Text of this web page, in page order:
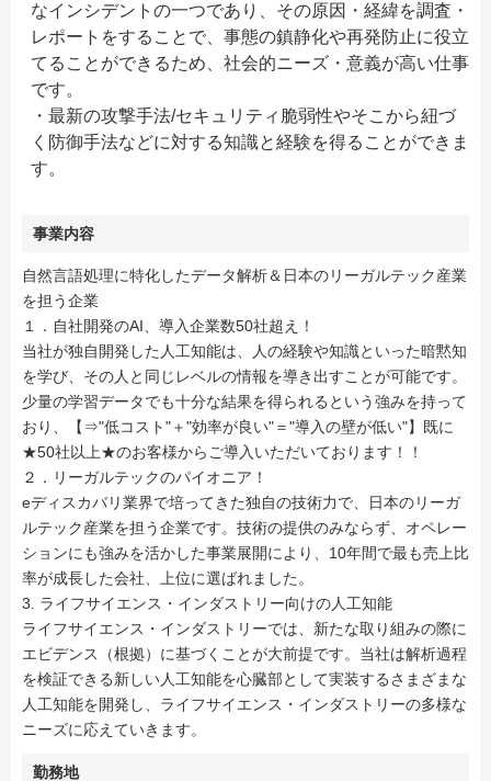
なインシデントの一つであり、その原因・経緯を調査・
レポートをすることで、事態の鎮静化や再発防止に役立
てることができるため、社会的ニーズ・意義が高い仕事
です。
・最新の攻撃手法/セキュリティ脆弱性やそこから紐づ
く防御手法などに対する知識と経験を得ることができま
す。
事業内容
自然言語処理に特化したデータ解析＆日本のリーガルテック産業
を担う企業
１．自社開発のAI、導入企業数50社超え！
当社が独自開発した人工知能は、人の経験や知識といった暗黙知
を学び、その人と同じレベルの情報を導き出すことが可能です。
少量の学習データでも十分な結果を得られるという強みを持って
おり、【⇒"低コスト"＋"効率が良い"＝"導入の壁が低い"】既に
★50社以上★のお客様からご導入いただいております！！
２．リーガルテックのパイオニア！
eディスカバリ業界で培ってきた独自の技術力で、日本のリーガ
ルテック産業を担う企業です。技術の提供のみならず、オペレー
ションにも強みを活かした事業展開により、10年間で最も売上比
率が成長した会社、上位に選ばれました。
3. ライフサイエンス・インダストリー向けの人工知能
ライフサイエンス・インダストリーでは、新たな取り組みの際に
エビデンス（根拠）に基づくことが大前提です。当社は解析過程
を検証できる新しい人工知能を心臓部として実装するさまざまな
人工知能を開発し、ライフサイエンス・インダストリーの多様な
ニーズに応えていきます。
勤務地